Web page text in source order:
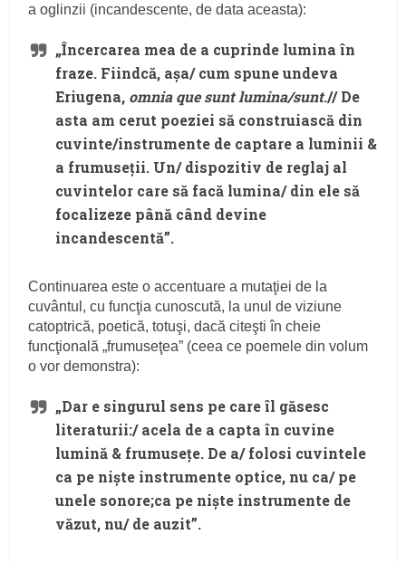
a oglinzii (incandescente, de data aceasta):
„Încercarea mea de a cuprinde lumina în
fraze. Fiindcă, aşa/ cum spune undeva
Eriugena, omnia que sunt lumina/sunt.// De
asta am cerut poeziei să construiască din
cuvinte/instrumente de captare a luminii &
a frumuseţii. Un/ dispozitiv de reglaj al
cuvintelor care să facă lumina/ din ele să
focalizeze până când devine
incandescentă”.
Continuarea este o accentuare a mutaţiei de la
cuvântul, cu funcţia cunoscută, la unul de viziune
catoptrică, poetică, totuşi, dacă citeşti în cheie
funcţională „frumuseţea” (ceea ce poemele din volum
o vor demonstra):
„Dar e singurul sens pe care îl găsesc
literaturii:/ acela de a capta în cuvine
lumină & frumuseţe. De a/ folosi cuvintele
ca pe nişte instrumente optice, nu ca/ pe
unele sonore;ca pe nişte instrumente de
văzut, nu/ de auzit”.